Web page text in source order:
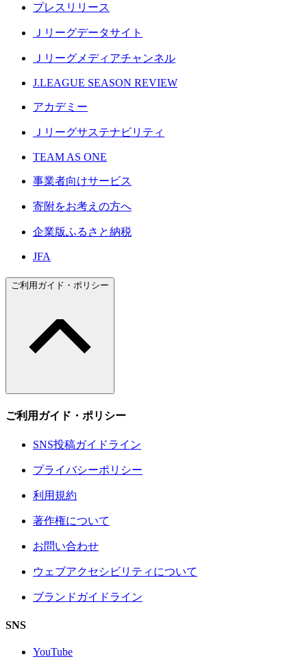
プレスリリース
Ｊリーグデータサイト
Ｊリーグメディアチャンネル
J.LEAGUE SEASON REVIEW
アカデミー
Ｊリーグサステナビリティ
TEAM AS ONE
事業者向けサービス
寄附をお考えの方へ
企業版ふるさと納税
JFA
ご利用ガイド・ポリシー
ご利用ガイド・ポリシー
SNS投稿ガイドライン
プライバシーポリシー
利用規約
著作権について
お問い合わせ
ウェブアクセシビリティについて
ブランドガイドライン
SNS
YouTube